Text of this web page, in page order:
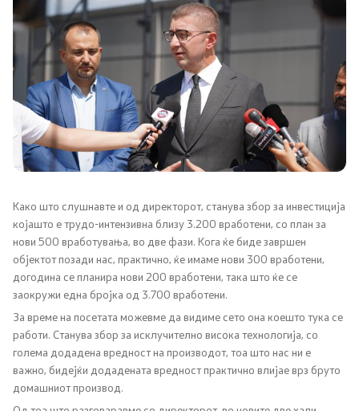
Влада
Претседател на Владата
Канцеларија на Претседателот на Владата
Заменици на Претседателот на Владата
Состав на Владата
Министерства
СОЗР
Комисии
Органи во состав
Национални координатори
Како што слушнавте и од директорот, станува збор за инвестиција
којашто е трудо-интензивна близу 3.200 вработени, со план за
нови 500 вработувања, во две фази. Кога ќе биде завршен
објектот позади нас, практично, ќе имаме нови 300 вработени,
догодина се планира нови 200 вработени, така што ќе се
заокружи една бројка од 3.700 вработени.
За време на посетата можевме да видиме сето она коешто тука се
работи. Станува збор за исклучително висока технологија, со
голема додадена вредност на производот, тоа што нас ни е
важно, бидејќи додадената вредност практично влијае врз бруто
домашниот производ.